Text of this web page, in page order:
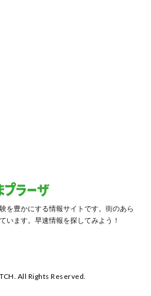
を豊かにする情報サイトです。街のあら
います。早速情報を探してみよう！
All Rights Reserved.